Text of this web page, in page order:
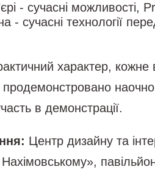
- сучасні можливості,
- сучасні технології
характер, кожне
продемонстровано
в демонстрації.
Центр дизайну та